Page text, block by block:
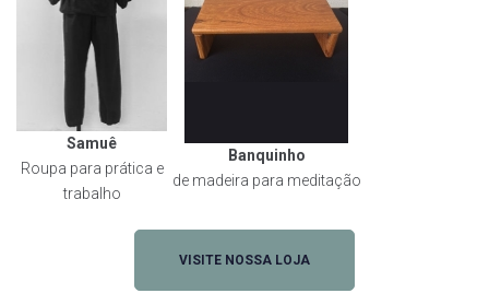
Samuê
Roupa para prática e
trabalho
Banquinho
de madeira para meditação
VISITE NOSSA LOJA